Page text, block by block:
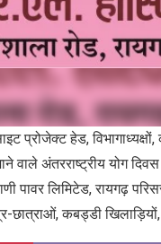
प्रोजेक्ट हेड,
वाले अंतरराष्ट्रीय योग
पावर लिमिटेड, रायगढ़
कबड्डी खिलाड़ियों,